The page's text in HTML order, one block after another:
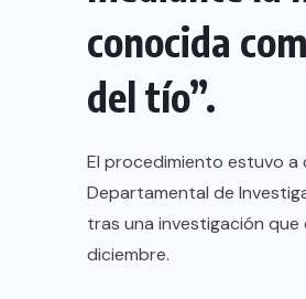
conocida
del tío”.
El procedimiento estuvo a
Departamental de
tras una investigación que
diciembre.